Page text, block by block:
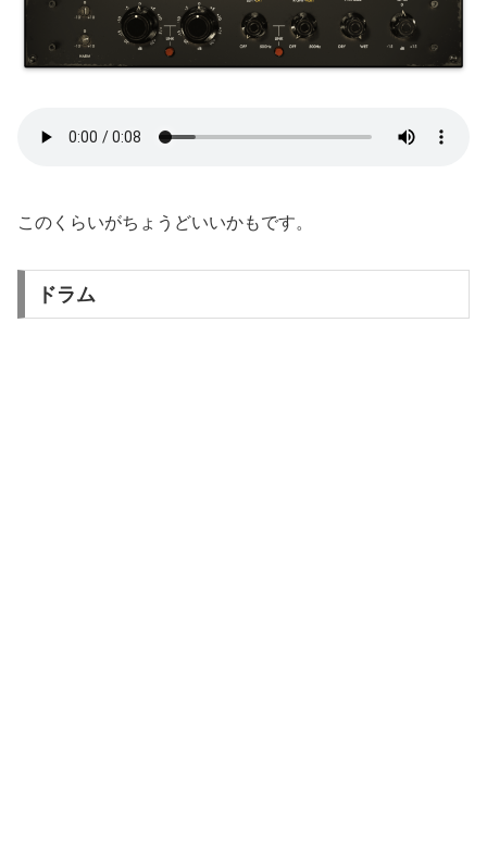
このくらいがちょうどいいかもです。
ドラム